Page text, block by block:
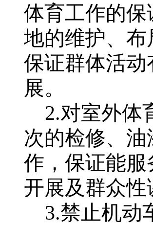
体育工作的
地的维护、
保证群体活
展。
2.对室外体
次的检修、
作，保证能
开展及群众
3.禁止机动